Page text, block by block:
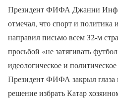
Президент ФИФА Джанни
отмечал, что спорт и политика
направил письмо всем 32-м
просьбой «не затягивать
идеологическое и
Президент ФИФА закрыл глаза
решение избрать Катар